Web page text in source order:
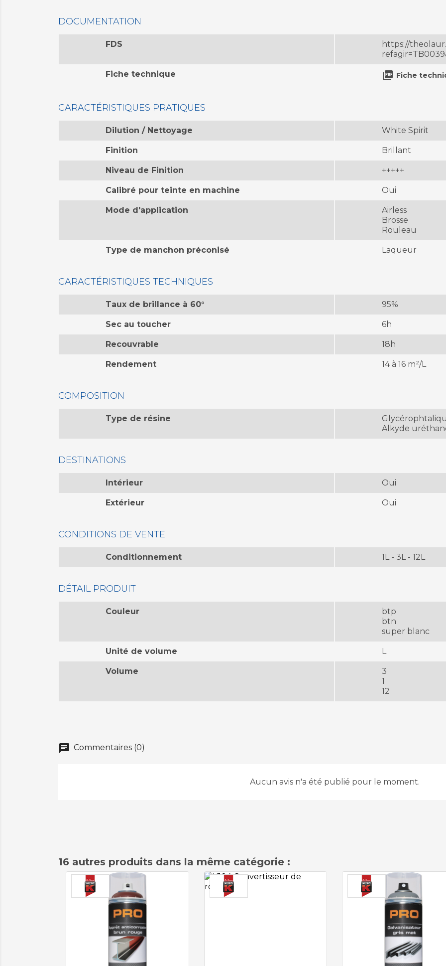
DOCUMENTATION
FDS
https://
Fiche technique  Fiche
CARACTÉRISTIQUES PRATIQUES
Dilution / Nettoyage White Spirit
Finition Brillant
Niveau de Finition +++++
Calibré pour teinte en machine Oui
Mode d'application
Airless
Brosse
Rouleau
Type de manchon préconisé Laqueur
CARACTÉRISTIQUES TECHNIQUES
Taux de brillance à 60° 95%
Sec au toucher 6h
Recouvrable 18h
Rendement 14 à 16 m²/L
COMPOSITION
Type de résine
Alkyde
DESTINATIONS
Intérieur Oui
Extérieur Oui
CONDITIONS DE VENTE
Conditionnement 1L - 3L - 12L
DÉTAIL PRODUIT
Couleur
btp
btn
super blanc
Unité de volume L
Volume
3
1
12
chat Commentaires (0)
Aucun avis n'a été publié pour le moment.
16 autres produits dans la même catégorie :